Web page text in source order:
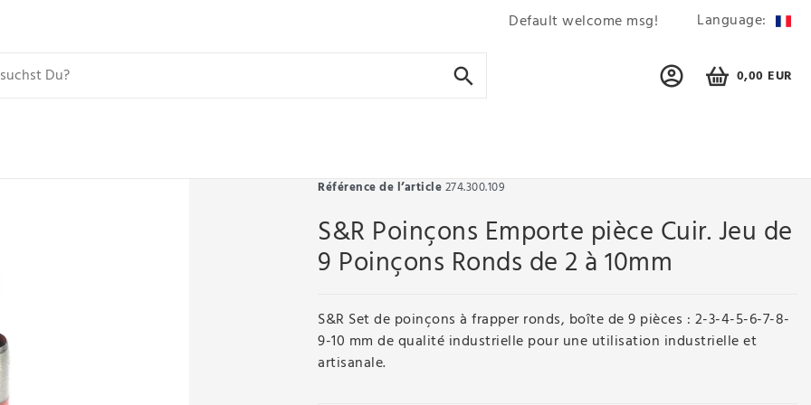
Default welcome msg! Language:
0,00 EUR
Référence de l’article274.300.109
S&R Poinçons Emporte pièce Cuir. Jeu de
9 Poinçons Ronds de 2 à 10mm
S&R Set de poinçons à frapper ronds, boîte de 9 pièces : 2-3-4-5-6-7-8-
9-10 mm de qualité industrielle pour une utilisation industrielle et
artisanale.